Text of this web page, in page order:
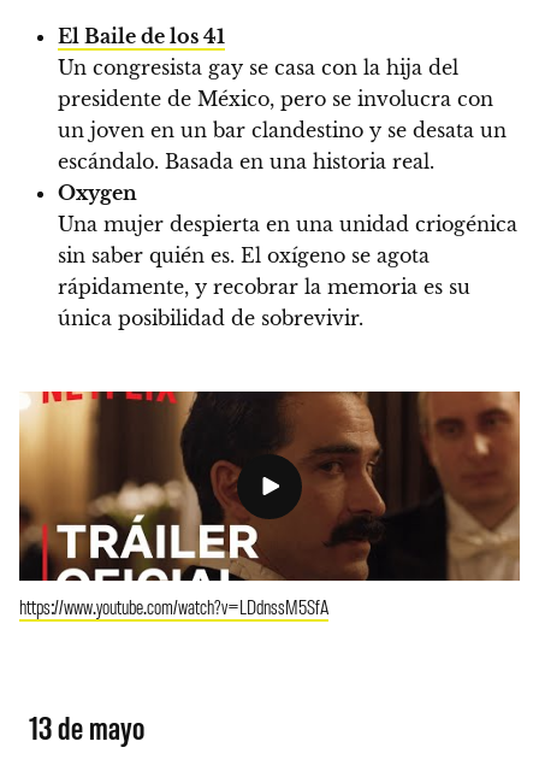
El Baile de los 41
Un congresista gay se casa con la hija del
presidente de México, pero se involucra con
un joven en un bar clandestino y se desata un
escándalo. Basada en una historia real.
Oxygen
Una mujer despierta en una unidad criogénica
sin saber quién es. El oxígeno se agota
rápidamente, y recobrar la memoria es su
única posibilidad de sobrevivir.
https://www.youtube.com/watch?v=LDdnssM5SfA
13 de mayo